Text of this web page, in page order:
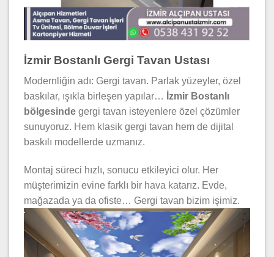
İzmir Bostanlı Gergi Tavan Ustası
Modernliğin adı: Gergi tavan. Parlak yüzeyler, özel
baskılar, ışıkla birleşen yapılar… İzmir Bostanlı
bölgesinde gergi tavan isteyenlere özel çözümler
sunuyoruz. Hem klasik gergi tavan hem de dijital
baskılı modellerde uzmanız.
Montaj süreci hızlı, sonucu etkileyici olur. Her
müşterimizin evine farklı bir hava katarız. Evde,
mağazada ya da ofiste… Gergi tavan bizim işimiz.